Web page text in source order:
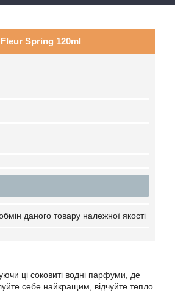
Spring 120ml
даного товару належної якості
ці соковиті водні парфуми, де
себе найкращим, відчуйте тепло